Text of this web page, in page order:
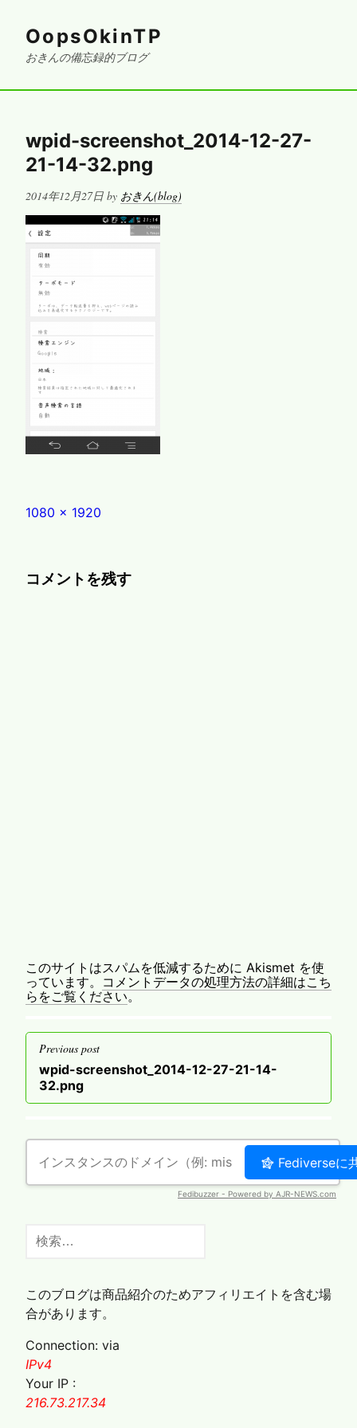
OopsOkinTP
おきんの備忘録的ブログ
wpid-screenshot_2014-12-27-
21-14-32.png
Posted
2014年12月27日 by おきん(blog)
Full
1080 × 1920
コメントを残す
このサイトはスパムを低減するために Akismet を使
っています。 コメントデータの処理方法の詳細はこち
らをご覧ください。
投
稿
ナ
ビ
シ
ョ
Previous post
Previous
post
wpid-screenshot_2014-12-27-21-14-
32.png
索:
このブログは商品紹介のためアフィリエイトを含む場
合があります。
Connection: via
IPv4
Your IP :
216.73.217.34